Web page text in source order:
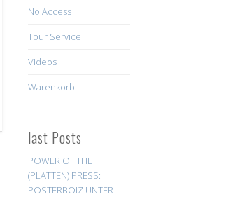
No Access
Tour Service
Videos
Warenkorb
last Posts
POWER OF THE
(PLATTEN) PRESS:
POSTERBOIZ UNTER